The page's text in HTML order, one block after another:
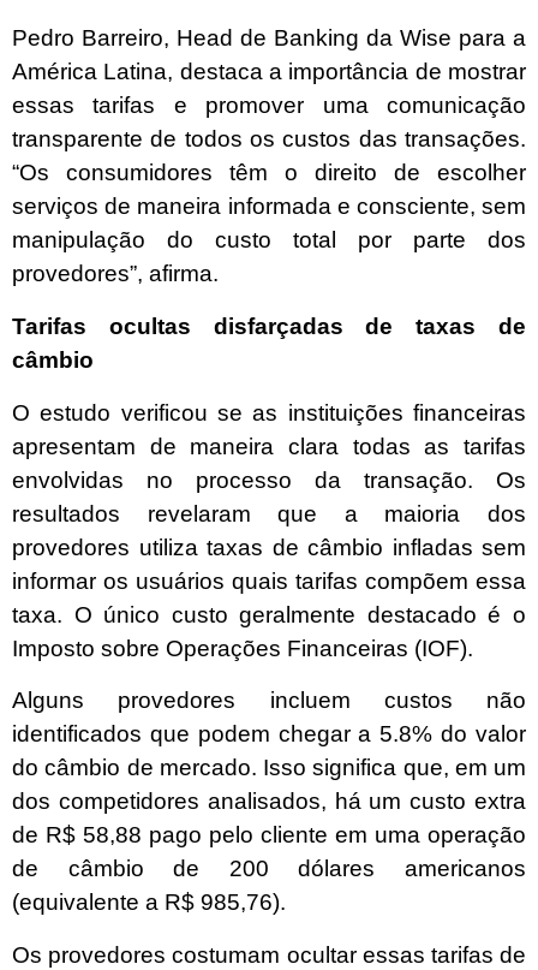
Pedro Barreiro, Head de Banking da Wise para a
América Latina, destaca a importância de mostrar
essas tarifas e promover uma comunicação
transparente de todos os custos das transações.
“Os consumidores têm o direito de escolher
serviços de maneira informada e consciente, sem
manipulação do custo total por parte dos
provedores”, afirma.
Tarifas ocultas disfarçadas de taxas de
câmbio
O estudo verificou se as instituições financeiras
apresentam de maneira clara todas as tarifas
envolvidas no processo da transação. Os
resultados revelaram que a maioria dos
provedores utiliza taxas de câmbio infladas sem
informar os usuários quais tarifas compõem essa
taxa. O único custo geralmente destacado é o
Imposto sobre Operações Financeiras (IOF).
Alguns provedores incluem custos não
identificados que podem chegar a 5.8% do valor
do câmbio de mercado. Isso significa que, em um
dos competidores analisados, há um custo extra
de R$ 58,88 pago pelo cliente em uma operação
de câmbio de 200 dólares americanos
(equivalente a R$ 985,76).
Os provedores costumam ocultar essas tarifas de